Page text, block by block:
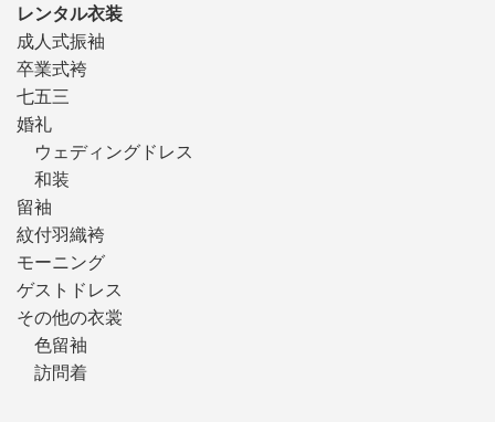
レンタル衣装
成人式振袖
卒業式袴
七五三
婚礼
ウェディングドレス
和装
留袖
紋付羽織袴
モーニング
ゲストドレス
その他の衣裳
色留袖
訪問着